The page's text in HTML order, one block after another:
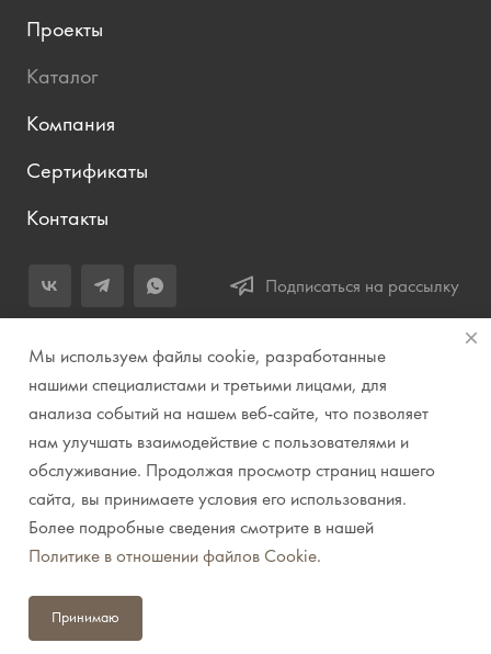
Проекты
Каталог
Компания
Сертификаты
Контакты
Подписаться на рассылку
+7 (343) 283-04-11
Заказать звонок
info@prirodazvuka.ru
620144, г. Екатеринбург, ул. Хохрякова, д. 98, салон 27, ТЦ
«Весенний», 2 этаж, Центральный вход с ул. Куйбышева
© 2007-2026 Компания "Природа звука" // Звук. Свет.
Видео. Комплексные решения. Музыкальные
инструменты
Политика конфиденциальности
Мы используем файлы cookie, разработанные
нашими специалистами и третьими лицами, для
анализа событий на нашем веб-сайте, что позволяет
нам улучшать взаимодействие с пользователями и
обслуживание. Продолжая просмотр страниц нашего
сайта, вы принимаете условия его использования.
Более подробные сведения смотрите в нашей
Политике в отношении файлов Cookie.
Принимаю